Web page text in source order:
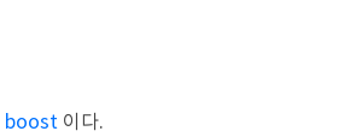
boost 이다.